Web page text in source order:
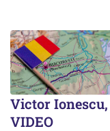
Victor
VIDEO